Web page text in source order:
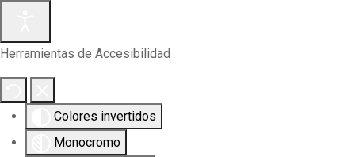
Herramientas de Accesibilidad
Colores invertidos
Monocromo